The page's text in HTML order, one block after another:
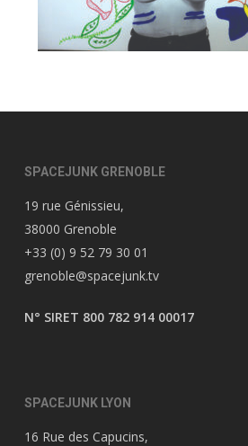
SPACEJUNK GRENOBLE
19 rue Génissieu,
38000 Grenoble
+33 (0) 9 52 79 30 01
grenoble@spacejunk.tv
N° SIRET 800 782 914 00017
SPACEJUNK LYON
16 Rue des Capucins,